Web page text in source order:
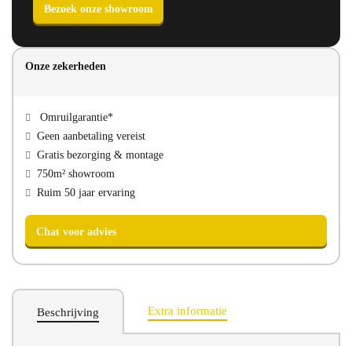
Bezoek onze showroom
Onze zekerheden
Omruilgarantie*
Geen aanbetaling vereist
Gratis bezorging & montage
750m² showroom
Ruim 50 jaar ervaring
Beschrijving Extra informatie